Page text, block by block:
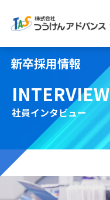
新卒採用情報
INTERVIEW
社員インタビュー